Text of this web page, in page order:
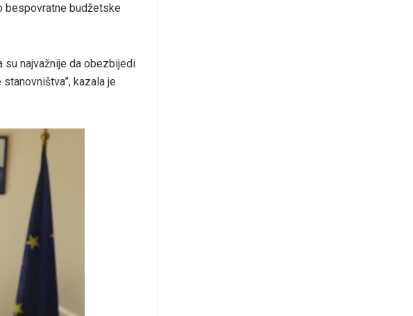
bespovratne budžetske
su najvažnije da obezbijedi
kazala je